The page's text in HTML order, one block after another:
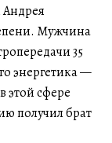
Мужчина
35
энергетика —
этой сфере
получил брат